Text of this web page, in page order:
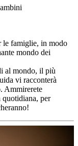
le famiglie, in modo
mondo dei
al mondo, il più
vi racconterà
Ammirerete
per